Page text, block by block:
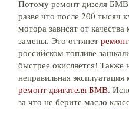
Потому ремонт дизеля БМВ
разве что после 200 тысяч
мотора зависят от
замены. Это оттянет
российском топливе
быстрее окисляется!
неправильная
ремонт двигателя БМВ.
за что не берите масло